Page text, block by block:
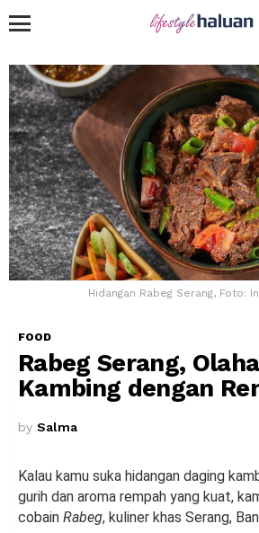
Hidangan Rabeg Serang, Foto:
FOOD
Rabeg Serang,
Kambing dengan
by Salma
Kalau kamu suka hidangan daging
gurih dan aroma rempah yang kuat,
cobain Rabeg, kuliner khas Serang,